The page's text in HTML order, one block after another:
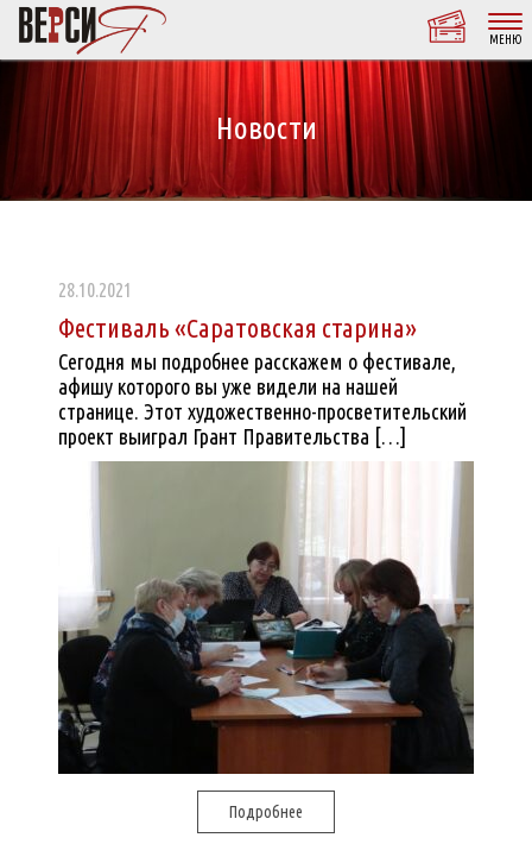
МЕНЮ
Новости
28.10.2021
Фестиваль «Саратовская старина»
Сегодня мы подробнее расскажем о фестивале,
афишу которого вы уже видели на нашей
странице. Этот художественно-просветительский
проект выиграл Грант Правительства […]
Подробнее